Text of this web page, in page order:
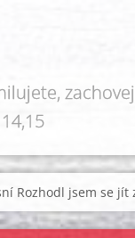
Rozhodl jsem se jít